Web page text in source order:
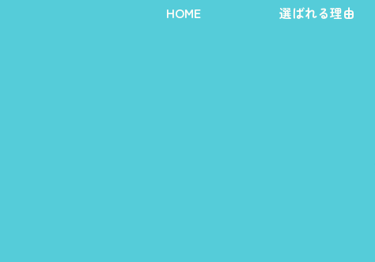
HOME 選ばれる理由